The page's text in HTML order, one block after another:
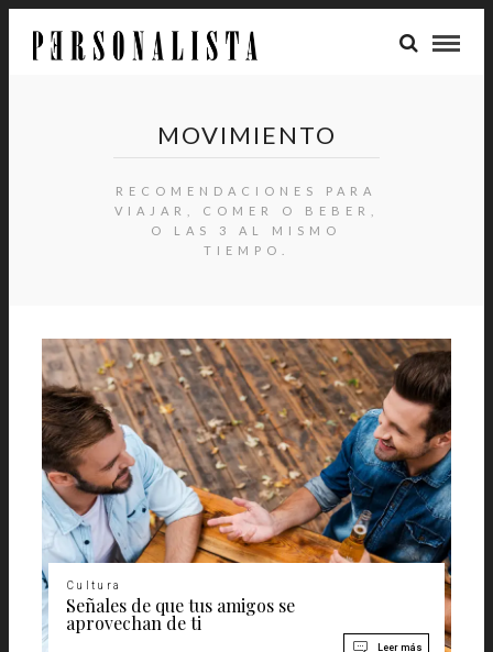
MOVIMIENTO
RECOMENDACIONES PARA
VIAJAR, COMER O BEBER,
O LAS 3 AL MISMO
TIEMPO.
Señales de que tus amigos se
aprovechan de ti
Cultura
Leer más